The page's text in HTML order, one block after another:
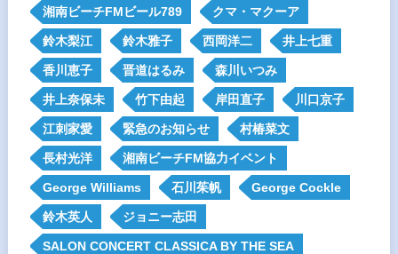
湘南ビーチFMビール789 クマ・マクーア
鈴木梨江 鈴木雅子 西岡洋二 井上七重
香川恵子 晋道はるみ 森川いつみ
井上奈保未 竹下由起 岸田直子 川口京子
江刺家愛 緊急のお知らせ 村椿菜文
長村光洋 湘南ビーチFM協力イベント
George Williams 石川茱帆 George Cockle
鈴木英人 ジョニー志田
SALON CONCERT CLASSICA BY THE SEA